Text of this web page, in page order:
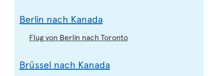
Berlin nach Kanada
Flug von Berlin nach Toronto
Brüssel nach Kanada